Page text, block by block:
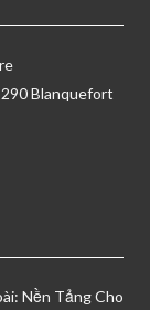
Blanquefort
Nền Tảng Cho